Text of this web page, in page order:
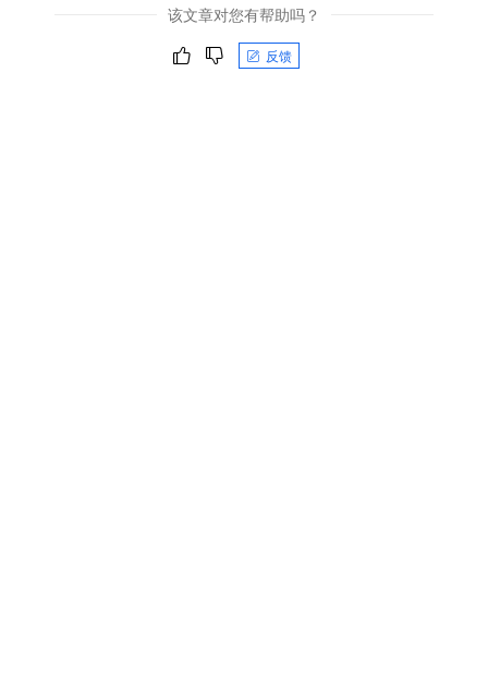
该文章对您有帮助吗？
反馈